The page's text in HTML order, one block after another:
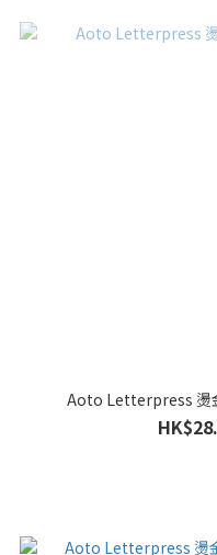
Aoto Letterpress 燙